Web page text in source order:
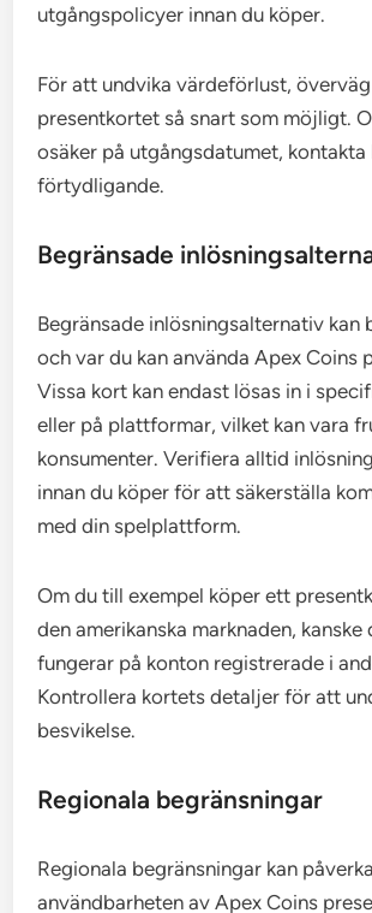
utgångspolicyer innan du köper.
För att undvika värdeförlust,
presentkortet så snart som möjligt.
osäker på utgångsdatumet,
förtydligande.
Begränsade
Begränsade inlösningsalternativ kan
och var du kan använda Apex Coins
Vissa kort kan endast lösas in i
eller på plattformar, vilket kan vara
konsumenter. Verifiera alltid
innan du köper för att säkerställa
med din spelplattform.
Om du till exempel köper ett
den amerikanska marknaden, kanske
fungerar på konton registrerade i
Kontrollera kortets detaljer för att
besvikelse.
Regionala begränsningar
Regionala begränsningar kan påverka
användbarheten av Apex Coins